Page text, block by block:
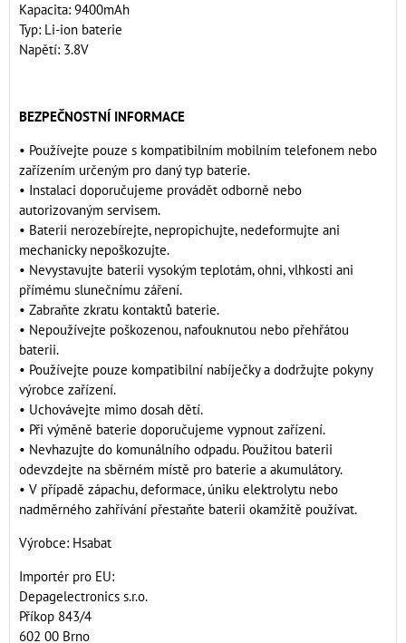
Kapacita: 9400mAh
Typ: Li-ion baterie
Napětí: 3.8V
BEZPEČNOSTNÍ INFORMACE
• Používejte pouze s kompatibilním mobilním telefonem nebo
zařízením určeným pro daný typ baterie.
• Instalaci doporučujeme provádět odborně nebo
autorizovaným servisem.
• Baterii nerozebírejte, nepropichujte, nedeformujte ani
mechanicky nepoškozujte.
• Nevystavujte baterii vysokým teplotám, ohni, vlhkosti ani
přímému slunečnímu záření.
• Zabraňte zkratu kontaktů baterie.
• Nepoužívejte poškozenou, nafouknutou nebo přehřátou
baterii.
• Používejte pouze kompatibilní nabíječky a dodržujte pokyny
výrobce zařízení.
• Uchovávejte mimo dosah dětí.
• Při výměně baterie doporučujeme vypnout zařízení.
• Nevhazujte do komunálního odpadu. Použitou baterii
odevzdejte na sběrném místě pro baterie a akumulátory.
• V případě zápachu, deformace, úniku elektrolytu nebo
nadměrného zahřívání přestaňte baterii okamžitě používat.
Výrobce: Hsabat
Importér pro EU:
Depagelectronics s.r.o.
Příkop 843/4
602 00 Brno